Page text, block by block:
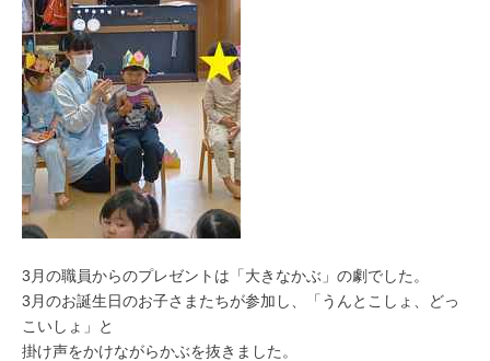
3月の職員からのプレゼントは「大きなかぶ」の劇でした。
3月のお誕生日のお子さまたちが参加し、「うんとこしょ、どっ
こいしょ」と
掛け声をかけながらかぶを抜きました。